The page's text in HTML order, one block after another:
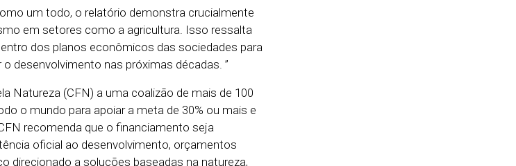
um todo, o relatório demonstra crucialmente
em setores como a agricultura. Isso ressalta
dos planos econômicos das sociedades para
desenvolvimento nas próximas décadas. ”
Natureza (CFN) a uma coalizão de mais de 100
o mundo para apoiar a meta de 30% ou mais e
recomenda que o financiamento seja
oficial ao desenvolvimento, orçamentos
direcionado a soluções baseadas na natureza,